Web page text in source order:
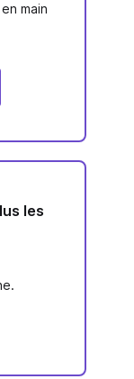
main
les